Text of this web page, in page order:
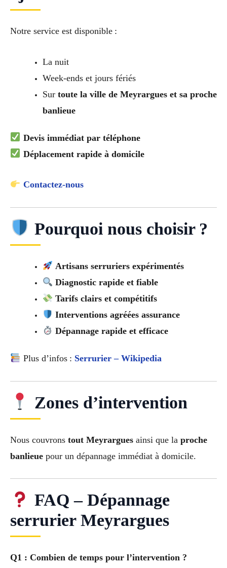
Notre service est disponible :
La nuit
Week-ends et jours fériés
Sur toute la ville de Meyrargues et sa proche
banlieue
Devis immédiat par téléphone
Déplacement rapide à domicile
Contactez-nous
Pourquoi nous choisir ?
Artisans serruriers expérimentés
Diagnostic rapide et fiable
Tarifs clairs et compétitifs
Interventions agréées assurance
Dépannage rapide et efficace
Plus d’infos : Serrurier – Wikipedia
Zones d’intervention
Nous couvrons tout Meyrargues ainsi que la proche
banlieue pour un dépannage immédiat à domicile.
FAQ – Dépannage
serrurier Meyrargues
Q1 : Combien de temps pour l’intervention ?